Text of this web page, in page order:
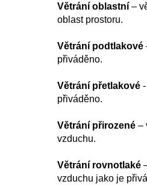
Větrání oblastní–
oblast prostoru.
Větrání podtlakové
přiváděno.
Větrání přetlakové-
přiváděno.
Větrání přirozené–
vzduchu.
Větrání rovnotlaké
vzduchu jako je